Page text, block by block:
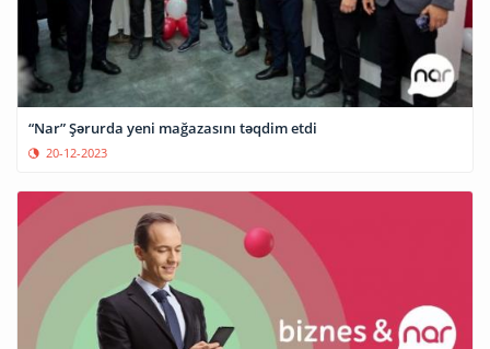
“Nar” Şərurda yeni mağazasını təqdim etdi
20-12-2023